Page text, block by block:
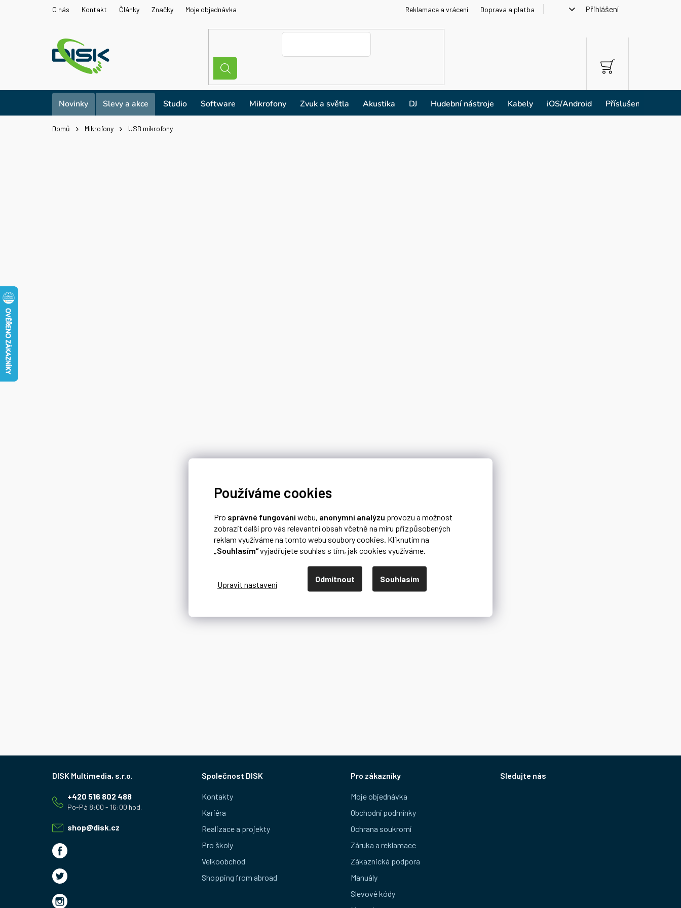
Používáme cookies
Pro správné fungováníwebu, anonymní analýzu provozu a možnost
zobrazit další pro vás relevantní obsah včetně na míru přizpůsobených
reklam využíváme na tomto webu soubory cookies. Kliknutím na
„Souhlasím“vyjadřujete souhlas s tím, jak cookies využíváme.
Odmítnout Souhlasím
O nás Kontakt Články Značky Moje objednávka Reklamace a vrácení Doprava a platba Přihlášení
NÁKUPNÍ
KOŠÍK
Novinky Slevy a akce Studio Software Mikrofony Zvuk a světla Akustika DJ Hudební nástroje Kabely iOS/Android Příslušenství
Domů Mikrofony USB mikrofony
shop@disk.cz
+420 516 802 488
Společnost DISK
Kontakty
Kariéra
Realizace a projekty
Pro školy
Velkoobchod
Shopping from abroad
Pro zákazníky
Moje objednávka
Obchodní podmínky
Ochrana soukromí
Záruka a reklamace
Zákaznická podpora
Manuály
Slevové kódy
Sledujte nás